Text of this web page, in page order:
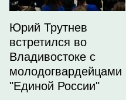
Юрий Трутнев
встретился во
Владивостоке с
молодогвардейцами
"Единой России"